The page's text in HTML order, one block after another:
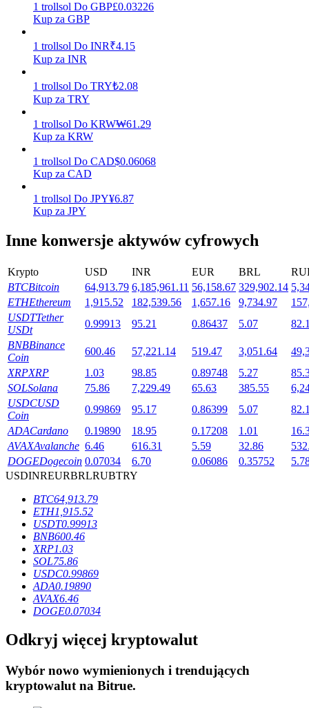
Stawianie
Wysokie zyski i natychmiastowy dostęp
Launchpool
Elastyczne stawianie zakładów, aby zarabiać na popularnych
tokenach
Blokady BTR
Ekskluzywne inwestycje dla posiadaczy BTR
Pożyczki
Usługa pożyczek wspieranych kryptowalutami
1 trollsol Do GBP£0.03226
Kup za GBP
1 trollsol Do INR₹4.15
Kup za INR
1 trollsol Do TRY₺2.08
Kup za TRY
1 trollsol Do KRW₩61.29
Kup za KRW
1 trollsol Do CAD$0.06068
Kup za CAD
1 trollsol Do JPY¥6.87
Kup za JPY
Inne konwersje aktywów cyfrowych
Krypto USD INR EUR BRL
BTCBitcoin 64,913.79 6,185,961.11 56,158.67 329,902.14
ETHEthereum 1,915.52 182,539.56 1,657.16 9,734.97
USDTTether
USDt
0.99913 95.21 0.86437 5.07
BNBBinance
Coin
600.46 57,221.14 519.47 3,051.64
XRPXRP 1.03 98.85 0.89748 5.27
SOLSolana 75.86 7,229.49 65.63 385.55
USDCUSD
Coin
0.99869 95.17 0.86399 5.07
ADACardano 0.19890 18.95 0.17208 1.01
AVAXAvalanche 6.46 616.31 5.59 32.86
DOGEDogecoin 0.07034 6.70 0.06086 0.35752
USDINREURBRLRUBTRY
BTC64,913.79
ETH1,915.52
USDT0.99913
BNB600.46
XRP1.03
SOL75.86
USDC0.99869
ADA0.19890
AVAX6.46
DOGE0.07034
Odkryj więcej kryptowalut
Wybór nowo wymienionych i trendujących
kryptowalut na Bitrue.